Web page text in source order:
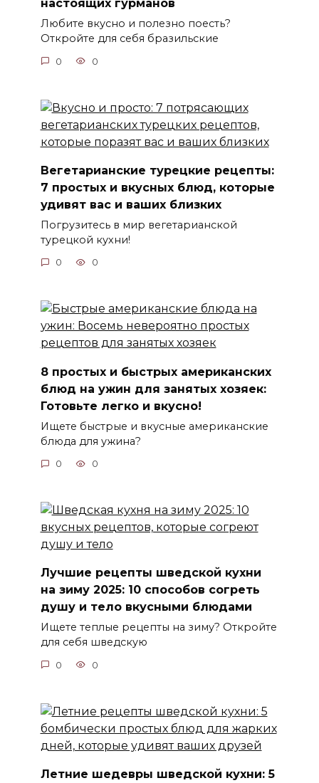
настоящих гурманов
Любите вкусно и полезно поесть?
Откройте для себя бразильские
0 0
Вегетарианские турецкие рецепты:
7 простых и вкусных блюд, которые
удивят вас и ваших близких
Погрузитесь в мир вегетарианской
турецкой кухни!
0 0
8 простых и быстрых американских
блюд на ужин для занятых хозяек:
Готовьте легко и вкусно!
Ищете быстрые и вкусные американские
блюда для ужина?
0 0
Лучшие рецепты шведской кухни
на зиму 2025: 10 способов согреть
душу и тело вкусными блюдами
Ищете теплые рецепты на зиму? Откройте
для себя шведскую
0 0
Летние шедевры шведской кухни: 5